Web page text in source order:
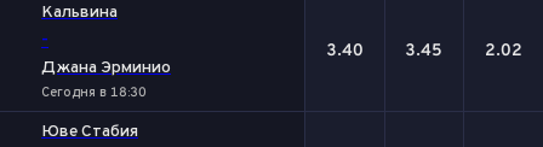
Кальвина
-
Джана Эрминио
Сегодня в 18:30
3.40 3.45 2.02
Юве Стабия